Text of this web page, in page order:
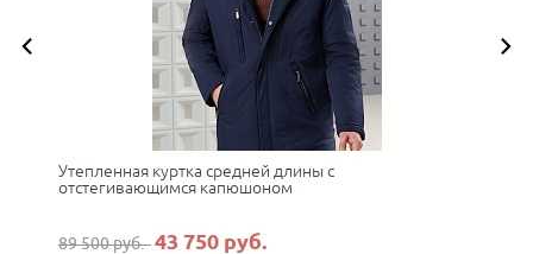
Утепленная куртка средней длины с
отстегивающимся капюшоном
89 500 руб.43 750 руб.